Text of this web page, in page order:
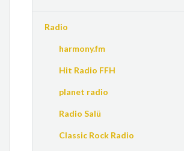
Radio
harmony.fm
Hit Radio FFH
planet radio
Radio Salü
Classic Rock Radio